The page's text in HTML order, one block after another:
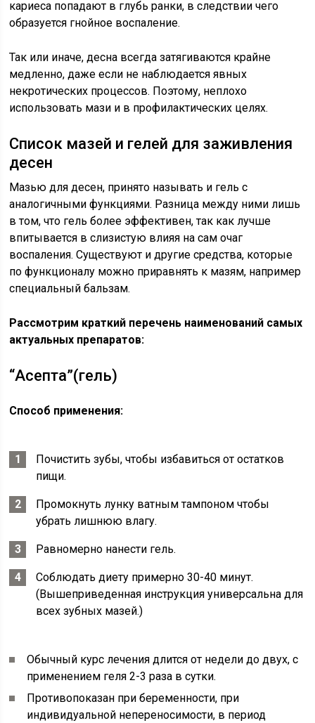
кариеса попадают в глубь ранки, в следствии чего
образуется гнойное воспаление.
Так или иначе, десна всегда затягиваются крайне
медленно, даже если не наблюдается явных
некротических процессов. Поэтому, неплохо
использовать мази и в профилактических целях.
Список мазей и гелей для заживления
десен
Мазью для десен, принято называть и гель с
аналогичными функциями. Разница между ними лишь
в том, что гель более эффективен, так как лучше
впитывается в слизистую влияя на сам очаг
воспаления. Существуют и другие средства, которые
по функционалу можно приравнять к мазям, например
специальный бальзам.
Рассмотрим краткий перечень наименований самых
актуальных препаратов:
“Асепта”(гель)
Способ применения:
Почистить зубы, чтобы избавиться от остатков
пищи.
Промокнуть лунку ватным тампоном чтобы
убрать лишнюю влагу.
Равномерно нанести гель.
Соблюдать диету примерно 30-40 минут.
(Вышеприведенная инструкция универсальна для
всех зубных мазей.)
Обычный курс лечения длится от недели до двух, с
применением геля 2-3 раза в сутки.
Противопоказан при беременности, при
индивидуальной непереносимости, в период